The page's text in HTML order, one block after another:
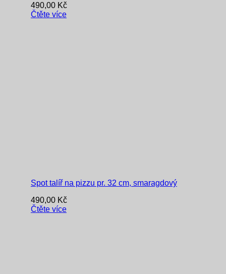
490,00 Kč
Čtěte více
Spot talíř na pizzu pr. 32 cm, smaragdový
490,00 Kč
Čtěte více